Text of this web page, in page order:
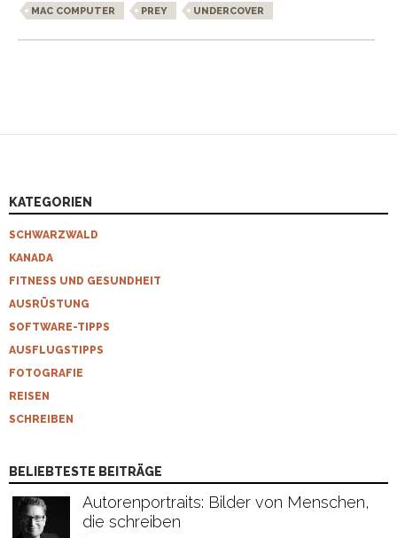
MAC COMPUTER
PREY UNDERCOVER
KATEGORIEN
SCHWARZWALD
KANADA
FITNESS UND GESUNDHEIT
AUSRÜSTUNG
SOFTWARE-TIPPS
AUSFLUGSTIPPS
FOTOGRAFIE
REISEN
SCHREIBEN
BELIEBTESTE BEITRÄGE
Autorenportraits: Bilder von Menschen,
die schreiben